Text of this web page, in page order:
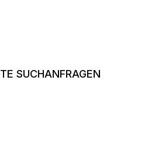
SUCHANFRAGEN